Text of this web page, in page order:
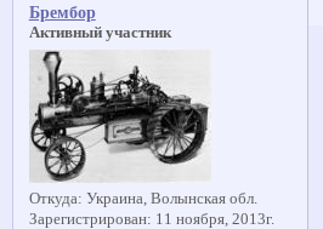
Брембор
Активный участник
Откуда: Украина, Волынская обл.
Зарегистрирован: 11 ноября, 2013г.